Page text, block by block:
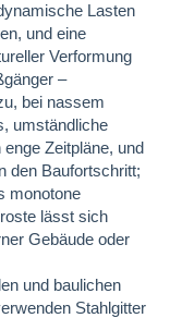
Lasten
und eine
Verformung
–
bei nassem
umständliche
Zeitpläne, und
den Baufortschritt;
monotone
lässt sich
Gebäude oder
und baulichen
Stahlgitter